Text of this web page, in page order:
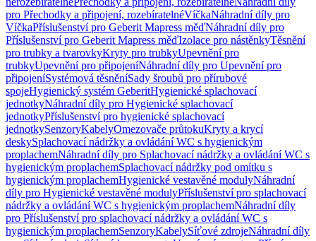
pro Přechodky a připojení, rozebíratelnéVíčkaNáhradní díly pro
VíčkaPříslušenství pro Geberit Mapress měďNáhradní díly pro
Příslušenství pro Geberit Mapress měďIzolace pro nástěnkyTěsnění
pro trubky a tvarovkyKryty pro trubkyUpevnění pro
trubkyUpevnění pro připojeníNáhradní díly pro Upevnění pro
připojeníSystémová těsněníSady šroubů pro přírubové
spojeHygienický systém GeberitHygienické splachovací
jednotkyNáhradní díly pro Hygienické splachovací
jednotkyPříslušenství pro hygienické splachovací
jednotkySenzoryKabelyOmezovače průtokuKryty a krycí
deskySplachovací nádržky a ovládání WC s hygienickým
proplachemNáhradní díly pro Splachovací nádržky a ovládání WC s
hygienickým proplachemSplachovací nádržky pod omítku s
hygienickým proplachemHygienické vestavěné modulyNáhradní
díly pro Hygienické vestavěné modulyPříslušenství pro splachovací
nádržky a ovládání WC s hygienickým proplachemNáhradní díly
pro Příslušenství pro splachovací nádržky a ovládání WC s
hygienickým proplachemSenzoryKabelySíťové zdrojeNáhradní díly